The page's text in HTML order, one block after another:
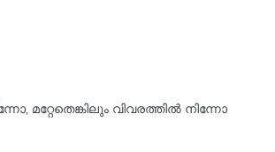
മറ്റേതെങ്കിലും വിവരത്തില്‍ നിന്നോ